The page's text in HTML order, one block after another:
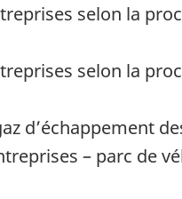
selon la
selon la
d’échappement
– parc de